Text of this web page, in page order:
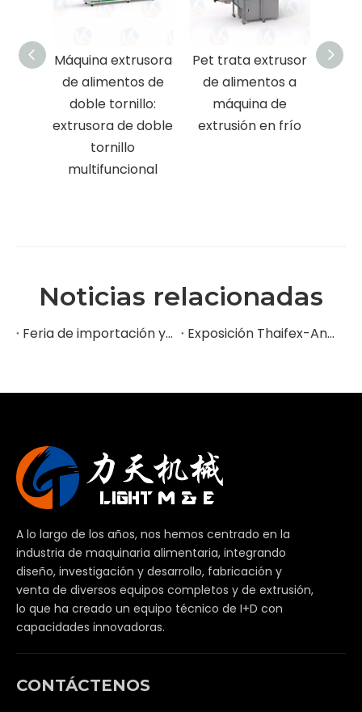
Máquina extrusora
de alimentos de
doble tornillo:
extrusora de doble
tornillo
multifuncional
Pet trata extrusor
de alimentos a
máquina de
extrusión en frío
Noticias relacionadas
Feria de importación y exportación de China Exposición Thaifex-Anuga Asia 2024
A lo largo de los años, nos hemos centrado en la
industria de maquinaria alimentaria, integrando
diseño, investigación y desarrollo, fabricación y
venta de diversos equipos completos y de extrusión,
lo que ha creado un equipo técnico de I+D con
capacidades innovadoras.
CONTÁCTENOS